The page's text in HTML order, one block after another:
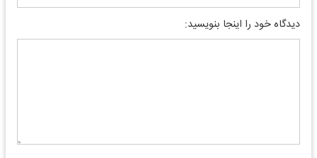
دیدگاه خود را اینجا بنویسید: